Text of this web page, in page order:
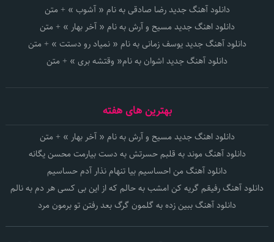
دانلود آهنگ جدید رضا صادقی به نام « آشوب » + متن
دانلود اهنگ جدید مسیح و آرش به نام « آخر بهار » + متن
دانلود آهنگ جدید یوسف زمانی به نام « نمیاد رو دستت » + متن
دانلود آهنگ جدید اشوان به نام« وقتشه بری » + متن
بهترین های هفته
دانلود اهنگ جدید مسیح و آرش به نام « آخر بهار » + متن
دانلود آهنگ موند به قلبم حسرتش به دست بیارمت محسن یگانه
دانلود آهنگ من احساسیم بیا تنهام نذار آدم حساسیم
دانلود آهنگ رفیقم گریه کن امشب به حالم که از این بی کسی هر دم به نالم
دانلود آهنگ ببین زده به گلمون گرگ بعد رفتن تو برمون مرد